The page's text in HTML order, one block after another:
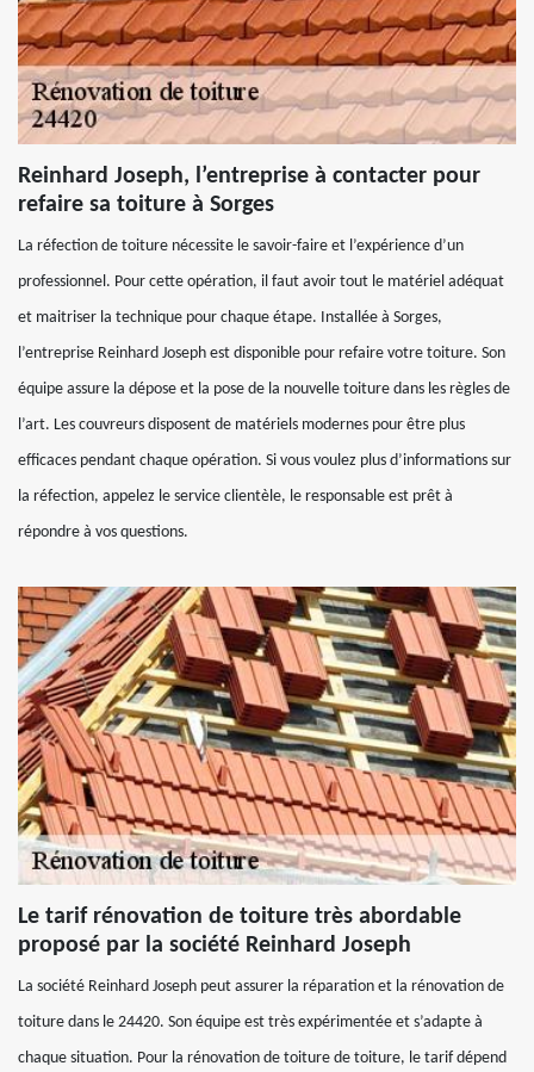
Reinhard Joseph, l’entreprise à contacter pour
refaire sa toiture à Sorges
La réfection de toiture nécessite le savoir-faire et l’expérience d’un
professionnel. Pour cette opération, il faut avoir tout le matériel adéquat
et maitriser la technique pour chaque étape. Installée à Sorges,
l’entreprise Reinhard Joseph est disponible pour refaire votre toiture. Son
équipe assure la dépose et la pose de la nouvelle toiture dans les règles de
l’art. Les couvreurs disposent de matériels modernes pour être plus
efficaces pendant chaque opération. Si vous voulez plus d’informations sur
la réfection, appelez le service clientèle, le responsable est prêt à
répondre à vos questions.
Le tarif rénovation de toiture très abordable
proposé par la société Reinhard Joseph
La société Reinhard Joseph peut assurer la réparation et la rénovation de
toiture dans le 24420. Son équipe est très expérimentée et s’adapte à
chaque situation. Pour la rénovation de toiture de toiture, le tarif dépend